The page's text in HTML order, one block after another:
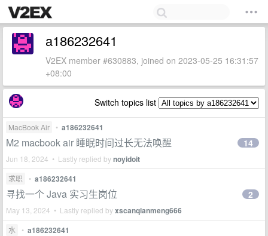
a186232641
V2EX member #630883, joined on 2023-05-25 16:31:57
+08:00
Switch topics list
MacBook Air • a186232641
M2 macbook air 睡眠时间过长无法唤醒
Jun 18, 2024 • Lastly replied bynoyidoit
14
求职 • a186232641
寻找一个 Java 实习生岗位
May 13, 2024 • Lastly replied byxscanqianmeng666
2
水 • a186232641